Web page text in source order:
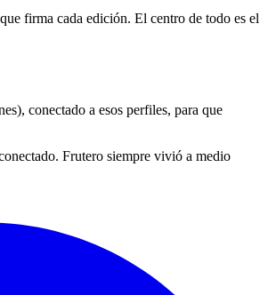
firma cada edición. El centro de todo es el
conectado a esos perfiles, para que
Frutero siempre vivió a medio